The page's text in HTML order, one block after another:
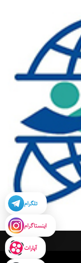
تلگرام
اینستاگرام
آپارات